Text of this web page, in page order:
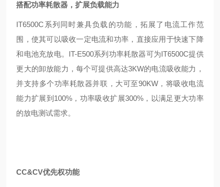
搭配功率耗散器，扩展负载能力
IT6500C系列同时兼具负载的功能，拓展了电流工作范
围，使其可以吸收一定电流和功率，直接应用于快速下降
和电池充放电。IT-E500系列功率耗散器可为IT6500C提供
更大的卸放能力，每个可提供高达3KW的电流吸收能力，
并支持多个功率耗散器并联，大可至90KW，将吸收电流
能力扩展到100%，功率吸收扩展300%，以满足更大功率
的放电测试需求。
CC&CV优先权功能